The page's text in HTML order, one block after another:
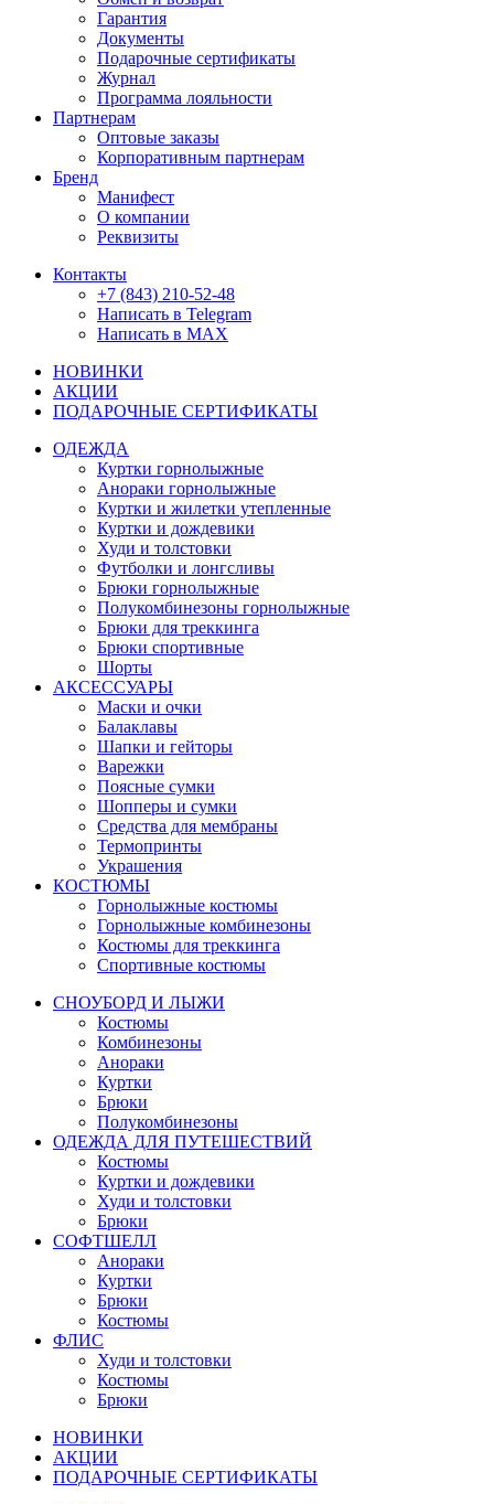
Гарантия
Документы
Подарочные сертификаты
Журнал
Программа лояльности
Партнерам
Оптовые заказы
Корпоративным партнерам
Бренд
Манифест
О компании
Реквизиты
Контакты
+7 (843) 210-52-48
Написать в Telegram
Написать в MAX
НОВИНКИ
АКЦИИ
ПОДАРОЧНЫЕ СЕРТИФИКАТЫ
ОДЕЖДА
Куртки горнолыжные
Анораки горнолыжные
Куртки и жилетки утепленные
Куртки и дождевики
Худи и толстовки
Футболки и лонгсливы
Брюки горнолыжные
Полукомбинезоны горнолыжные
Брюки для треккинга
Брюки спортивные
Шорты
АКСЕССУАРЫ
Маски и очки
Балаклавы
Шапки и гейторы
Варежки
Поясные сумки
Шопперы и сумки
Средства для мембраны
Термопринты
Украшения
КОСТЮМЫ
Горнолыжные костюмы
Горнолыжные комбинезоны
Костюмы для треккинга
Спортивные костюмы
СНОУБОРД И ЛЫЖИ
Костюмы
Комбинезоны
Анораки
Куртки
Брюки
Полукомбинезоны
ОДЕЖДА ДЛЯ ПУТЕШЕСТВИЙ
Костюмы
Куртки и дождевики
Худи и толстовки
Брюки
СОФТШЕЛЛ
Анораки
Куртки
Брюки
Костюмы
ФЛИС
Худи и толстовки
Костюмы
Брюки
НОВИНКИ
АКЦИИ
ПОДАРОЧНЫЕ СЕРТИФИКАТЫ